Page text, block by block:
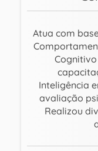
Atua com
Inteligência
avaliação
Realizou